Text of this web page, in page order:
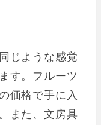
じような感覚
す。フルーツ
価格で手に入
また、文房具